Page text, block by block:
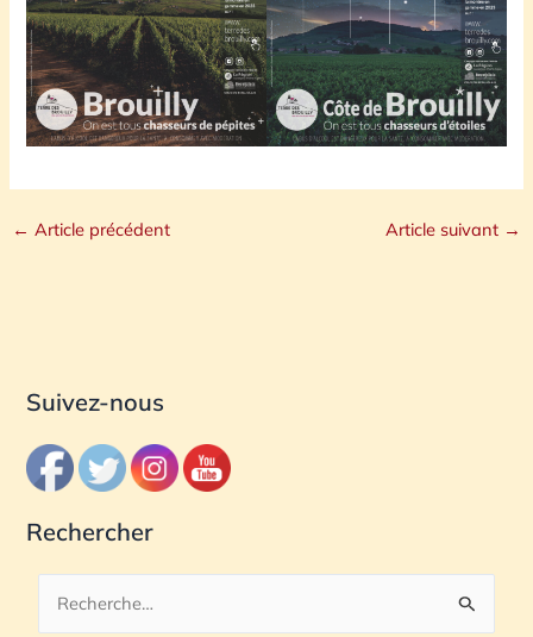
← Article précédent Article suivant →
Suivez-nous
Rechercher